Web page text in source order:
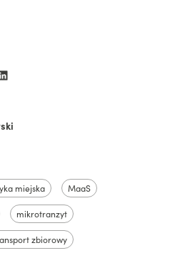
miejska MaaS
mikrotranzyt
zbiorowy